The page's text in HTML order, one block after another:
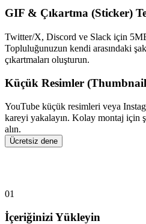
GIF & Çıkartma (Sticker)
Twitter/X, Discord ve Slack için
Topluluğunuzun kendi arasındaki
çıkartmaları oluşturun.
Küçük Resimler
YouTube küçük resimleri veya
kareyi yakalayın. Kolay montaj için
alın.
Ücretsiz dene
01
İçeriğinizi Yükleyin